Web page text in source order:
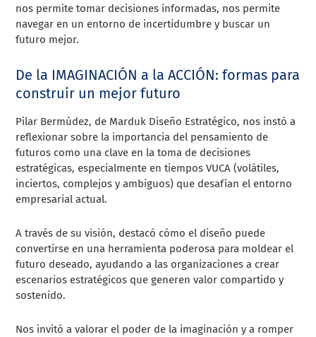
nos permite tomar decisiones informadas, nos permite
navegar en un entorno de incertidumbre y buscar un
futuro mejor.
De la IMAGINACIÓN a la ACCIÓN: formas para
construir un mejor futuro
Pilar Bermúdez, de Marduk Diseño Estratégico, nos instó a
reflexionar sobre la importancia del pensamiento de
futuros como una clave en la toma de decisiones
estratégicas, especialmente en tiempos VUCA (volátiles,
inciertos, complejos y ambiguos) que desafían el entorno
empresarial actual.
A través de su visión, destacó cómo el diseño puede
convertirse en una herramienta poderosa para moldear el
futuro deseado, ayudando a las organizaciones a crear
escenarios estratégicos que generen valor compartido y
sostenido.
Nos invitó a valorar el poder de la imaginación y a romper